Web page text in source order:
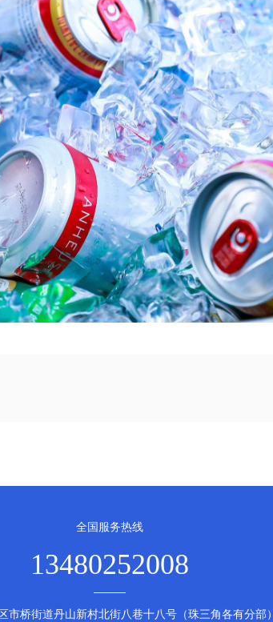
全国服务热线
13480252008
市桥街道丹山新村北街八巷十八号（珠三角各有分部）